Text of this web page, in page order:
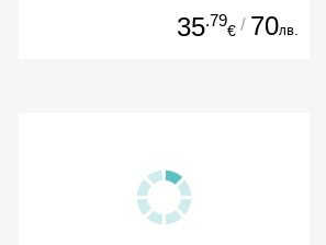
Естетичен център Симона
35.79
€ / 70лв.